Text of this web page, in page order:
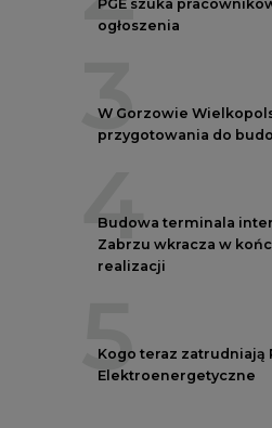
ogłoszenia
3
W Gorzowie
przygotowania do
4
Budowa terminala
Zabrzu wkracza w
realizacji
5
Kogo teraz zatrudniają
Elektroenergetyczne